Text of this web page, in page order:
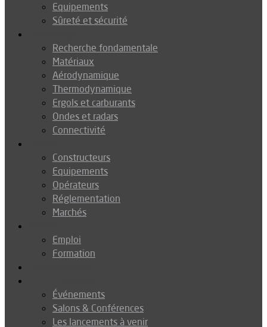
Equipements
Sûreté et sécurité
Recherche fondamentale
Matériaux
Aérodynamique
Thermodynamique
Ergols et carburants
Ondes et radars
Connectivité
Constructeurs
Equipements
Opérateurs
Réglementation
Marchés
Emploi
Formation
Événements
Salons & Conférences
Les lancements à venir